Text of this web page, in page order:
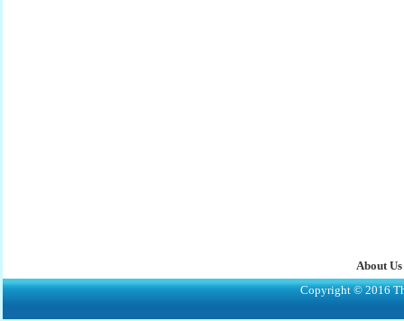
About Us
Copyright © 2016